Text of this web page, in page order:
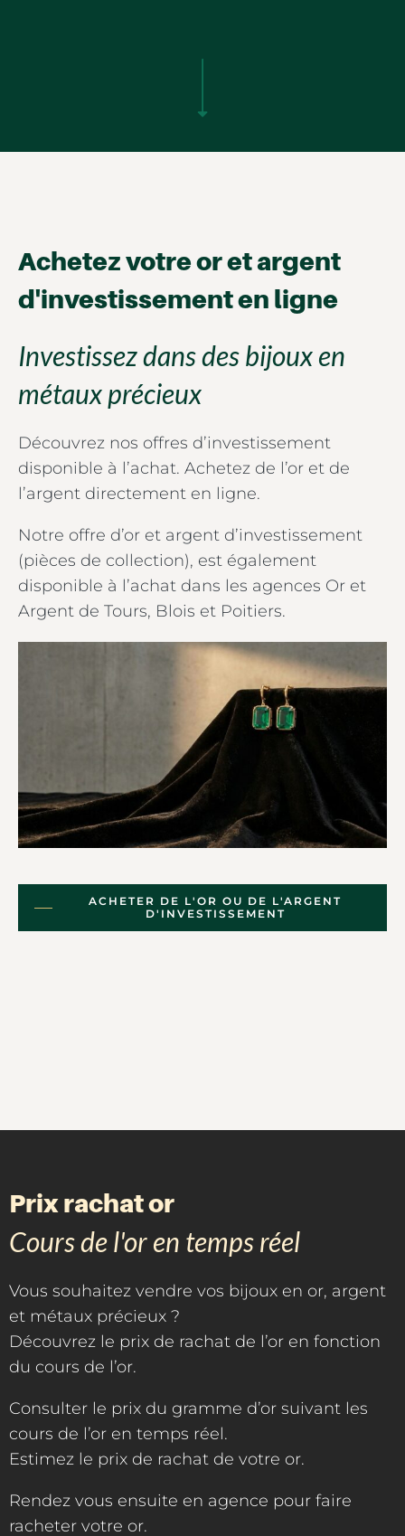
Achetez votre or et argent
d'investissement en ligne
Investissez dans des bijoux en
métaux précieux
Découvrez nos offres d’investissement
disponible à l’achat. Achetez de l’or et de
l’argent directement en ligne.
Notre offre d’or et argent d’investissement
(pièces de collection), est également
disponible à l’achat dans les agences Or et
Argent de Tours, Blois et Poitiers.
ACHETER DE L'OR OU DE L'ARGENT
D'INVESTISSEMENT
Prix rachat or
Cours de l'or en temps réel
Vous souhaitez vendre vos bijoux en or, argent
et métaux précieux ?
Découvrez le prix de rachat de l’or en fonction
du cours de l’or.
Consulter le prix du gramme d’or suivant les
cours de l’or en temps réel.
Estimez le prix de rachat de votre or.
Rendez vous ensuite en agence pour faire
racheter votre or.